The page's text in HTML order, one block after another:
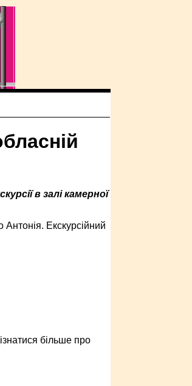
в залі камерної
Антонія. Екскурсійний
більше про